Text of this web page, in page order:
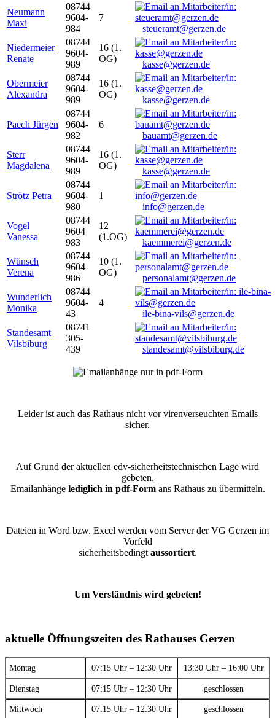
Neumann
Maxi
08744
9604-
984
7
steueramt@gerzen.de
Niedermeier
Renate
08744
9604-
989
16 (1.
OG)
kasse@gerzen.de
Obermeier
Alexandra
08744
9604-
989
16 (1.
OG)
kasse@gerzen.de
Paech Jürgen
08744
9604-
982
6
bauamt@gerzen.de
Sterr
Magdalena
08744
9604-
989
16 (1.
OG)
kasse@gerzen.de
Strötz Petra
08744
9604-
980
1
info@gerzen.de
Vogel
Vanessa
08744
9604
983
12
(1.OG)
kaemmerei@gerzen.de
Wünsch
Verena
08744
9604-
986
10 (1.
OG)
personalamt@gerzen.de
Wunderlich
Monika
08744
9604-
43
4
ile-bina-vils@gerzen.de
Standesamt
Vilsbiburg
08741
305-
439
standesamt@vilsbiburg.de
Leider ist auch das Rathaus nicht vor virenverseuchten Emails
sicher.
Auf Grund der aktuellen edv-sicherheitstechnischen Lage wird
gebeten,
Emailanhänge lediglich in pdf-Formans Rathaus zu übermitteln.
Dateien in Word bzw. Excel werden vom Server der VG Gerzen im
Vorfeld
sicherheitsbedingt aussortiert.
Um Verständnis wird gebeten!
aktuelle Öffnungszeiten des Rathauses Gerzen
Montag 07:15 Uhr – 12:30 Uhr 13:30 Uhr – 16:00 Uhr
Dienstag 07:15 Uhr – 12:30 Uhr geschlossen
Mittwoch 07:15 Uhr – 12:30 Uhr geschlossen